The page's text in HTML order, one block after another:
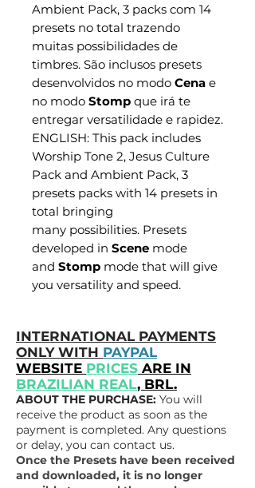
Ambient Pack, 3 packs com 14
presets no total trazendo
muitas possibilidades de
timbres. São inclusos presets
desenvolvidos no modo Cena e
no modo Stomp que irá te
entregar versatilidade e rapidez.
ENGLISH: This pack includes
Worship Tone 2, Jesus Culture
Pack and Ambient Pack, 3
presets packs with 14 presets in
total bringing
many possibilities. Presets
developed in Scene mode
and Stomp mode that will give
you versatility and speed.
INTERNATIONAL PAYMENTS
ONLY WITH PAYPAL
WEBSITE PRICES ARE IN
BRAZILIAN REAL, BRL.
ABOUT THE PURCHASE: You will
receive the product as soon as the
payment is completed. Any questions
or delay, you can contact us.
Once the Presets have been received
and downloaded, it is no longer